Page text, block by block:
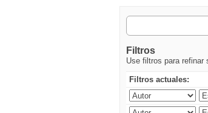
Filtros
Use filtros para refinar
Filtros actuales: